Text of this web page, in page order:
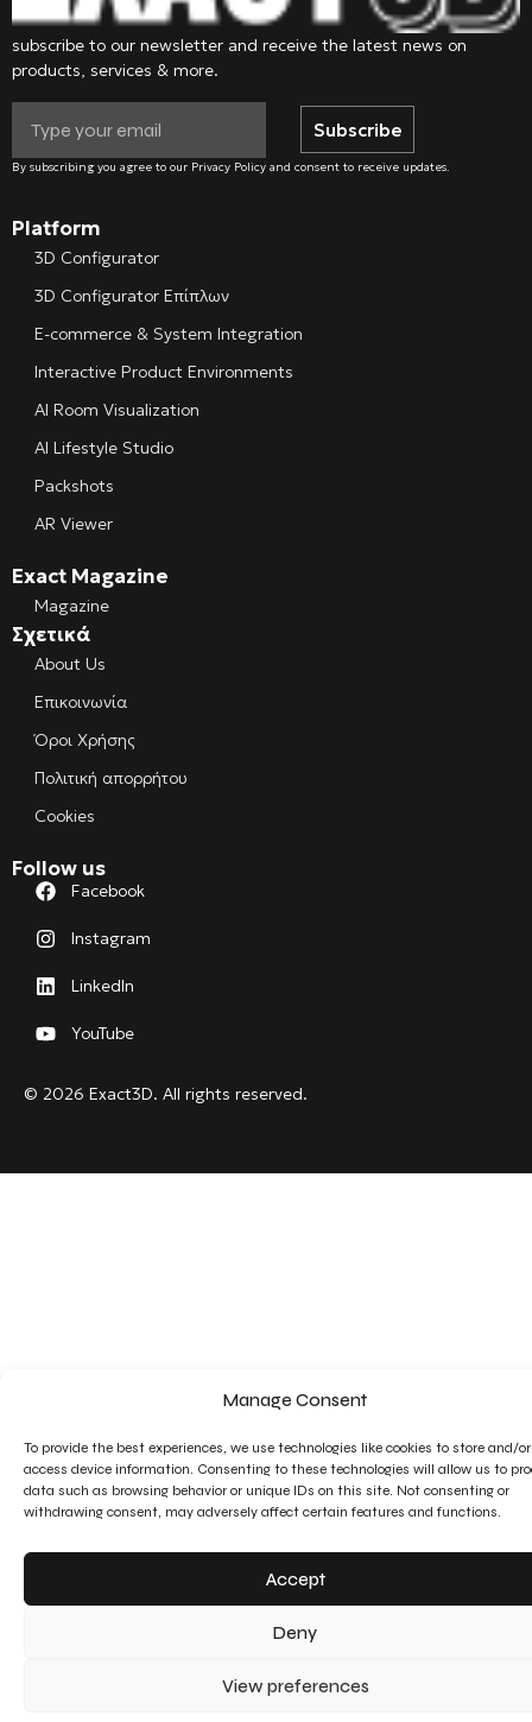
Manage Consent
To provide the best experiences, we use technologies like cookies to store and/or
access device information. Consenting to these technologies will allow us to
data such as browsing behavior or unique IDs on this site. Not consenting or
withdrawing consent, may adversely affect certain features and functions.
Accept
Deny
View preferences
subscribe to our newsletter and receive the latest news on
products, services & more.
Subscribe
By subscribing you agree to our Privacy Policy and consent to receive updates.
Platform
3D Configurator
3D Configurator Επίπλων
E-commerce & System Integration
Interactive Product Environments
AI Room Visualization
AI Lifestyle Studio
Packshots
AR Viewer
Exact Magazine
Magazine
Σχετικά
About Us
Επικοινωνία
Όροι Χρήσης
Πολιτική απορρήτου
Cookies
Follow us
Facebook
Instagram
LinkedIn
YouTube
© 2026 Exact3D. All rights reserved.